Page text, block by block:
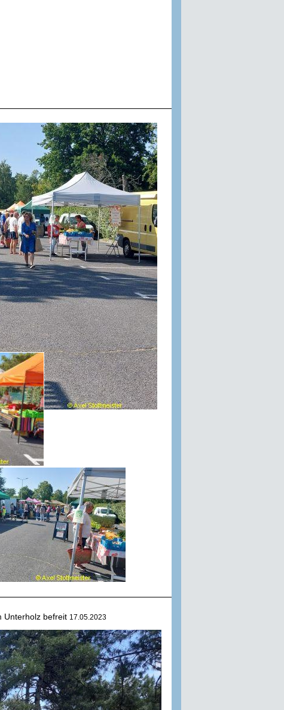
Unterholz befreit 17.05.2023